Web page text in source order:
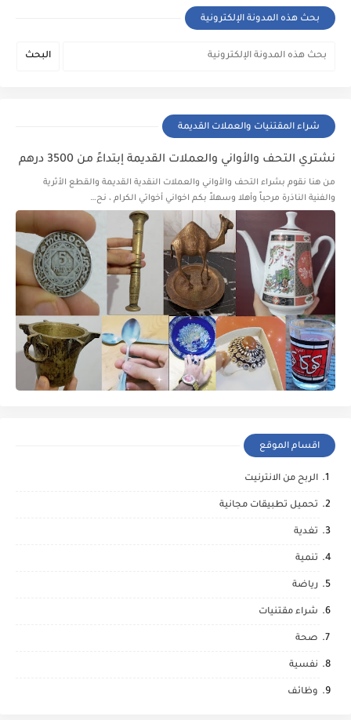
بحث هذه المدونة الإلكترونية
شراء المقتنيات والعملات القديمة
نشتري التحف والأواني والعملات القديمة إبتداءً من 3500 درهم
من هنا نقوم بشراء التحف والأواني والعملات النقدية القديمة والقطع الأثرية
والفنية الناذرة مرحباً وأهلا وسهلاً بكم اخواني أخواتي الكرام ، نح…
اقسام الموقع
الربح من الانترنيت
تحميل تطبيقات مجانية
تغدية
تنمية
رياضة
شراء مقتنيات
صحة
نفسية
وظائف